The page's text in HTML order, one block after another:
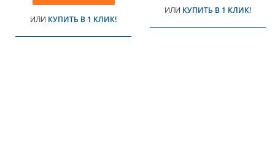
ИЛИ КУПИТЬ В 1 КЛИК!
ИЛИ КУПИТЬ В 1 КЛИК!